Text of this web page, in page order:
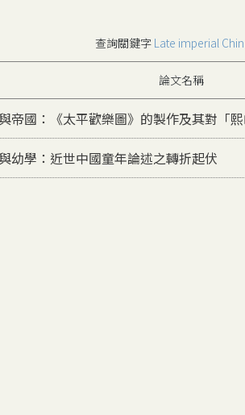
查詢關鍵字 Late imperial
論文名稱
帝國：《太平歡樂圖》的製作及其對「
幼學：近世中國童年論述之轉折起伏